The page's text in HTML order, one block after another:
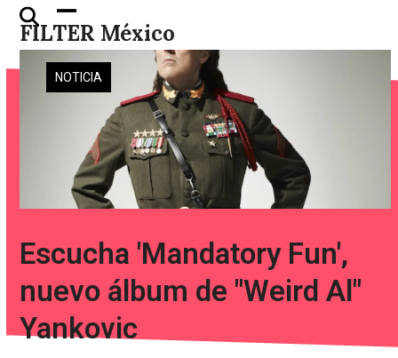
Skip
content
FILTER México
Open
mobile
menu
Close
mobile
menu
NOTICIA
Escucha 'Mandatory Fun',
nuevo álbum de "Weird Al"
Yankovic